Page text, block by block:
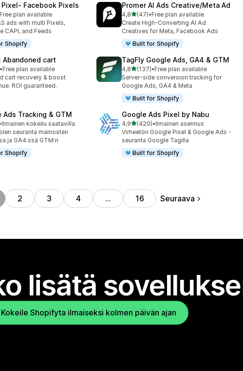
Facebook Pixels
yhteensä
Free plan available
ads with multi Pixels,
CAPI, and Feeds
Shopify
Promer AI Ads Creative/Meta Ad
4,8/ 5 tähteä
(47)
47 arvostelua yhteensä
•Free plan available
Create High-Converting AI Ad
Creatives for Meta, Facebook Ads
Built for Shopify
cart
yhteensä
•Free plan available
cart recovery & boost
ROI guaranteed.
TagFly Google Ads, GA4 & GTM
4,8/ 5 tähteä
(137)
137 arvostelua yhteensä
•Free plan available
Server-side conversion tracking for
Google Ads, GA4 & Meta
Built for Shopify
Ads Tracking & GTM
yhteensä
Ilmainen kokeilu saatavilla
seuranta mainosten
ja GA4:ssä GTM:n
Shopify
Google Ads Pixel by Nabu
4,9/ 5 tähteä
(420)
420 arvostelua yhteensä
•Ilmainen asennus
Virheetön Google Pixel & Google Ads -
seuranta Google Tagilla
Built for Shopify
2 3 4 … 16 Seuraava
lisätä
Kokeile Shopifyta ilmaiseksi kolmen päivän ajan